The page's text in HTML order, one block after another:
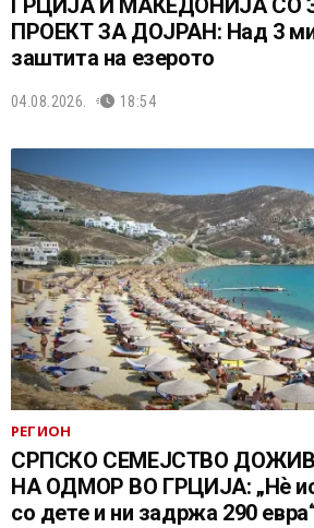
ПРОЕКТ ЗА ДОЈРАН: Над 3
заштита на езерото
04.08.2026. 18:54
РЕГИОН
СРПСКО СЕМЕЈСТВО
НА ОДМОР ВО ГРЦИЈА: „Нѐ
со дете и ни задржа 290